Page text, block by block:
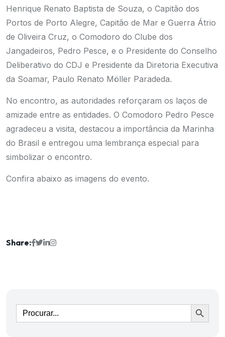
Henrique Renato Baptista de Souza, o Capitão dos
Portos de Porto Alegre, Capitão de Mar e Guerra Átrio
de Oliveira Cruz, o Comodoro do Clube dos
Jangadeiros, Pedro Pesce, e o Presidente do Conselho
Deliberativo do CDJ e Presidente da Diretoria Executiva
da Soamar, Paulo Renato Möller Paradeda.
No encontro, as autoridades reforçaram os laços de
amizade entre as entidades. O Comodoro Pedro Pesce
agradeceu a visita, destacou a importância da Marinha
do Brasil e entregou uma lembrança especial para
simbolizar o encontro.
Confira abaixo as imagens do evento.
Share:
Ir